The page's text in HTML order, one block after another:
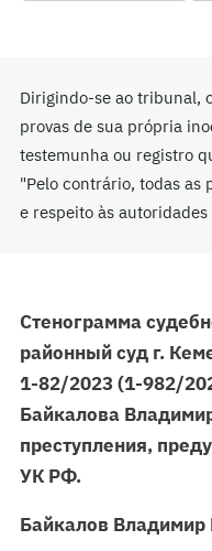
Dirigindo-se ao tribunal,
provas de sua própria
testemunha ou registro
"Pelo contrário, todas as
e respeito às
Стенограмма
районный суд г.
1-82/2023 (1-982/
Байкалова
преступления,
УК РФ.
Байкалов Владимир